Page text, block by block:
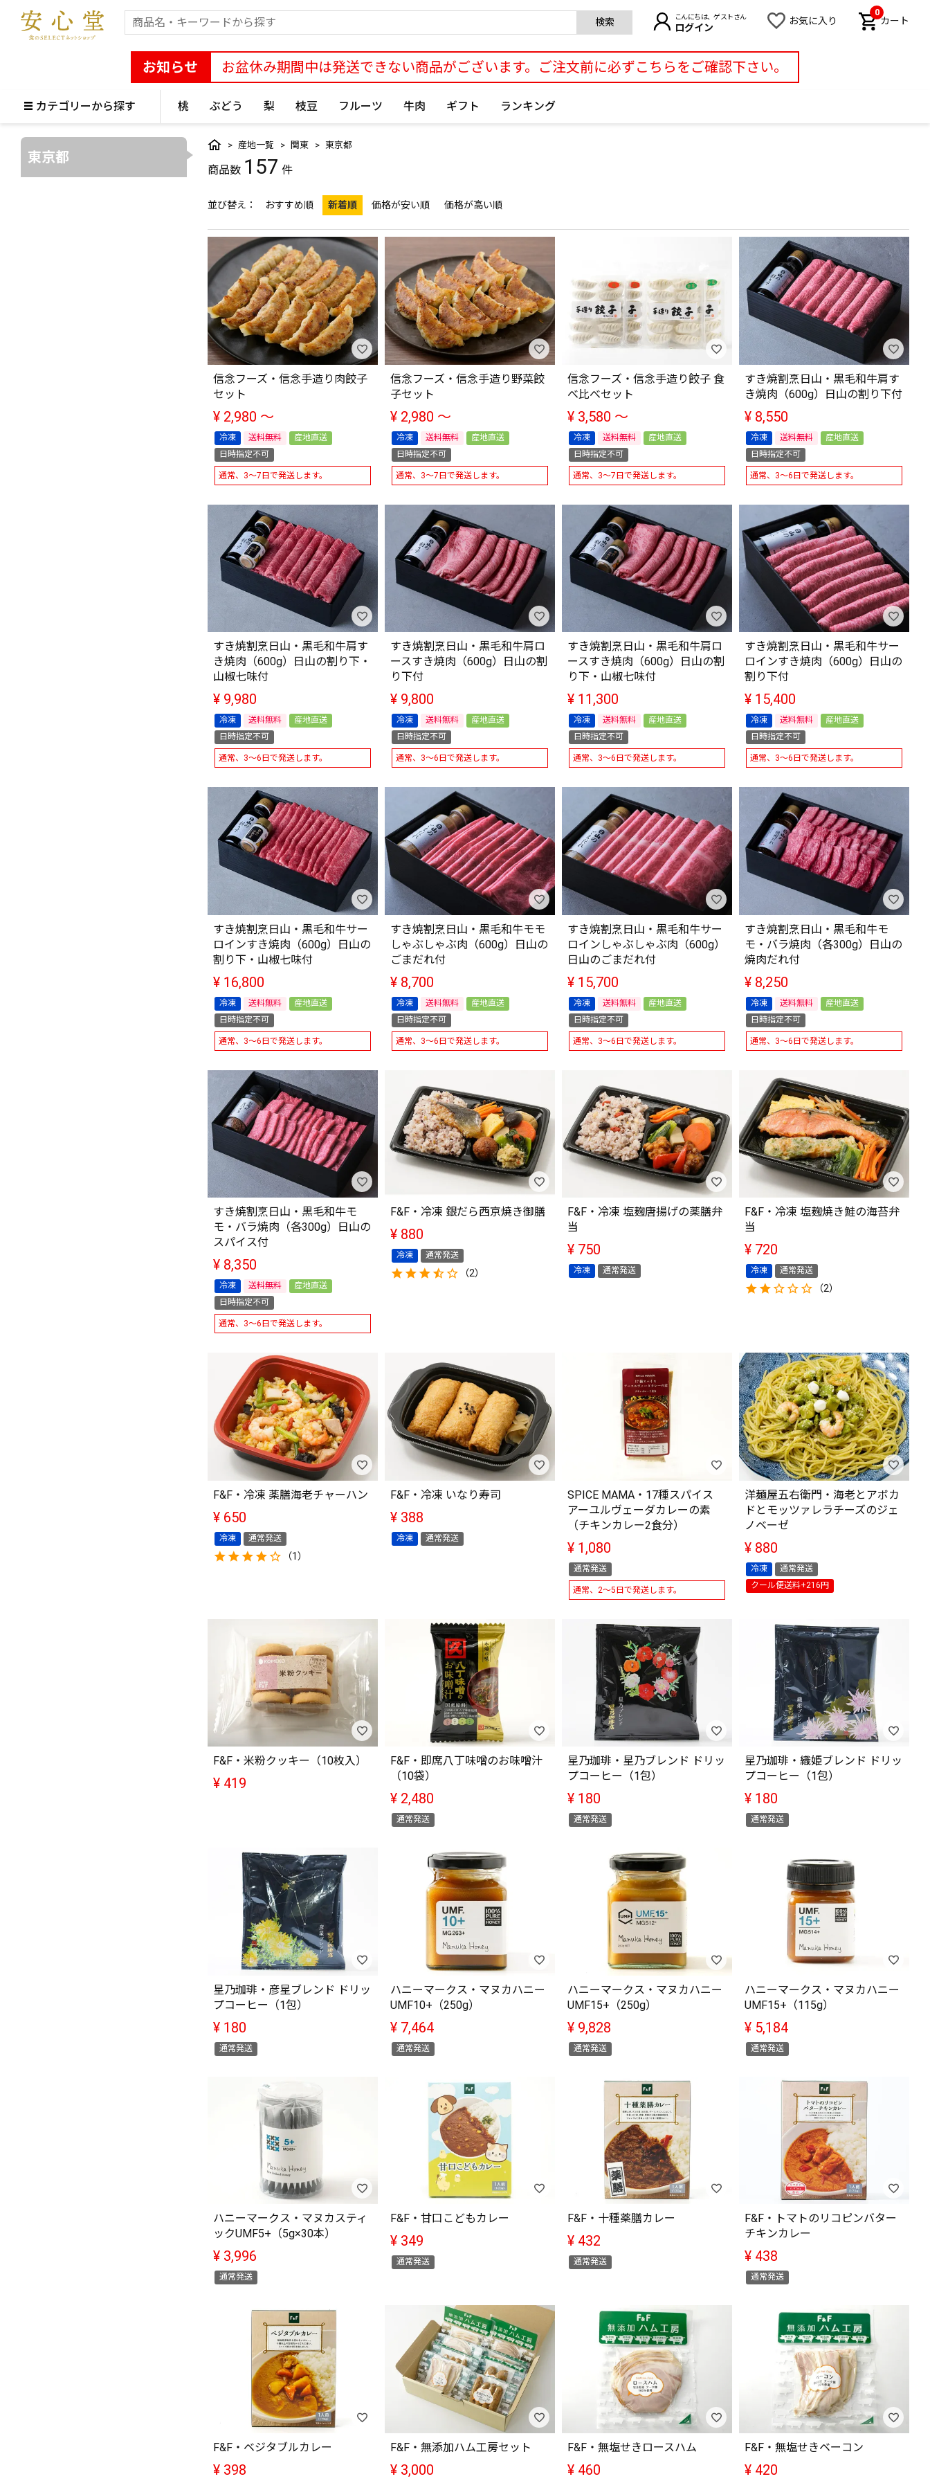
検索 こんにちは、ゲストさん
ログイン
お気に入り カート
0
お知らせ お盆休み期間中は発送できない商品がございます。ご注文前に必ずこちらをご確認下さい。
カテゴリーから探す 桃 ぶどう 梨 枝豆 フルーツ 牛肉 ギフト ランキング
東京都
産地一覧 関東 東京都
並び替え おすすめ順 新着順 価格が安い順 価格が高い順
157
信念フーズ・信念手造り肉餃子
セット
¥ 2,980 〜
冷凍 送料無料
産地直送
日時指定不可
通常、3～7日で発送します。
信念フーズ・信念手造り野菜餃
子セット
¥ 2,980 〜
冷凍 送料無料
産地直送
日時指定不可
通常、3～7日で発送します。
信念フーズ・信念手造り餃子 食
べ比べセット
¥ 3,580 〜
冷凍 送料無料
産地直送
日時指定不可
通常、3～7日で発送します。
すき焼割烹日山・黒毛和牛肩す
き焼肉（600g）日山の割り下付
¥ 8,550
冷凍 送料無料
産地直送
日時指定不可
通常、3～6日で発送します。
すき焼割烹日山・黒毛和牛肩す
き焼肉（600g）日山の割り下・
山椒七味付
¥ 9,980
冷凍 送料無料
産地直送
日時指定不可
通常、3～6日で発送します。
すき焼割烹日山・黒毛和牛肩ロ
ースすき焼肉（600g）日山の割
り下付
¥ 9,800
冷凍 送料無料
産地直送
日時指定不可
通常、3～6日で発送します。
すき焼割烹日山・黒毛和牛肩ロ
ースすき焼肉（600g）日山の割
り下・山椒七味付
¥ 11,300
冷凍 送料無料
産地直送
日時指定不可
通常、3～6日で発送します。
すき焼割烹日山・黒毛和牛サー
ロインすき焼肉（600g）日山の
割り下付
¥ 15,400
冷凍 送料無料
産地直送
日時指定不可
通常、3～6日で発送します。
すき焼割烹日山・黒毛和牛サー
ロインすき焼肉（600g）日山の
割り下・山椒七味付
¥ 16,800
冷凍 送料無料
産地直送
日時指定不可
通常、3～6日で発送します。
すき焼割烹日山・黒毛和牛モモ
しゃぶしゃぶ肉（600g）日山の
ごまだれ付
¥ 8,700
冷凍 送料無料
産地直送
日時指定不可
通常、3～6日で発送します。
すき焼割烹日山・黒毛和牛サー
ロインしゃぶしゃぶ肉（600g）
日山のごまだれ付
¥ 15,700
冷凍 送料無料
産地直送
日時指定不可
通常、3～6日で発送します。
すき焼割烹日山・黒毛和牛モ
モ・バラ焼肉（各300g）日山の
焼肉だれ付
¥ 8,250
冷凍 送料無料
産地直送
日時指定不可
通常、3～6日で発送します。
すき焼割烹日山・黒毛和牛モ
モ・バラ焼肉（各300g）日山の
スパイス付
¥ 8,350
冷凍 送料無料
産地直送
日時指定不可
通常、3～6日で発送します。
F&F・冷凍 銀だら西京焼き御膳
¥ 880
冷凍 通常発送
（2）
F&F・冷凍 塩麹唐揚げの薬膳弁
当
¥ 750
冷凍 通常発送
F&F・冷凍 塩麹焼き鮭の海苔弁
当
¥ 720
冷凍 通常発送
（2）
F&F・冷凍 薬膳海老チャーハン
¥ 650
冷凍 通常発送
（1）
F&F・冷凍 いなり寿司
¥ 388
冷凍 通常発送
SPICE MAMA・17種スパイス
アーユルヴェーダカレーの素
（チキンカレー2食分）
¥ 1,080
通常発送
通常、2～5日で発送します。
洋麺屋五右衛門・海老とアボカ
ドとモッツァレラチーズのジェ
ノベーゼ
¥ 880
冷凍
通常発送
クール便送料+216円
F&F・米粉クッキー（10枚入）
¥ 419
F&F・即席八丁味噌のお味噌汁
（10袋）
¥ 2,480
通常発送
星乃珈琲・星乃ブレンド ドリッ
プコーヒー（1包）
¥ 180
通常発送
星乃珈琲・織姫ブレンド ドリッ
プコーヒー（1包）
¥ 180
通常発送
星乃珈琲・彦星ブレンド ドリッ
プコーヒー（1包）
¥ 180
通常発送
ハニーマークス・マヌカハニー
UMF10+（250g）
¥ 7,464
通常発送
ハニーマークス・マヌカハニー
UMF15+（250g）
¥ 9,828
通常発送
ハニーマークス・マヌカハニー
UMF15+（115g）
¥ 5,184
通常発送
ハニーマークス・マヌカスティ
ックUMF5+（5g×30本）
¥ 3,996
通常発送
F&F・甘口こどもカレー
¥ 349
通常発送
F&F・十種薬膳カレー
¥ 432
通常発送
F&F・トマトのリコピンバター
チキンカレー
¥ 438
通常発送
F&F・ベジタブルカレー
¥ 398
F&F・無添加ハム工房セット
¥ 3,000
F&F・無塩せきロースハム
¥ 460
F&F・無塩せきベーコン
¥ 420